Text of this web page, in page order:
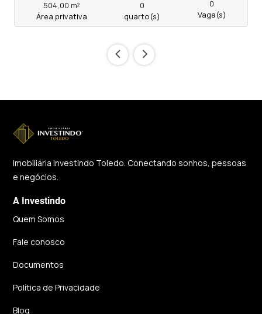
504,00 m²
Área privativa
0
quarto(s)
0
Vaga(s)
‹ ›
Imobiliária Investindo Toledo. Conectando sonhos, pessoas
e negócios.
A Investindo
Quem Somos
Fale conosco
Documentos
Política de Privacidade
Blog